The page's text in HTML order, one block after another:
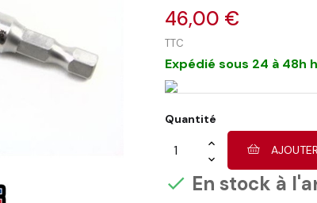
46,00 €
TTC
Expédié sous 24 à
Quantité
 En stock à